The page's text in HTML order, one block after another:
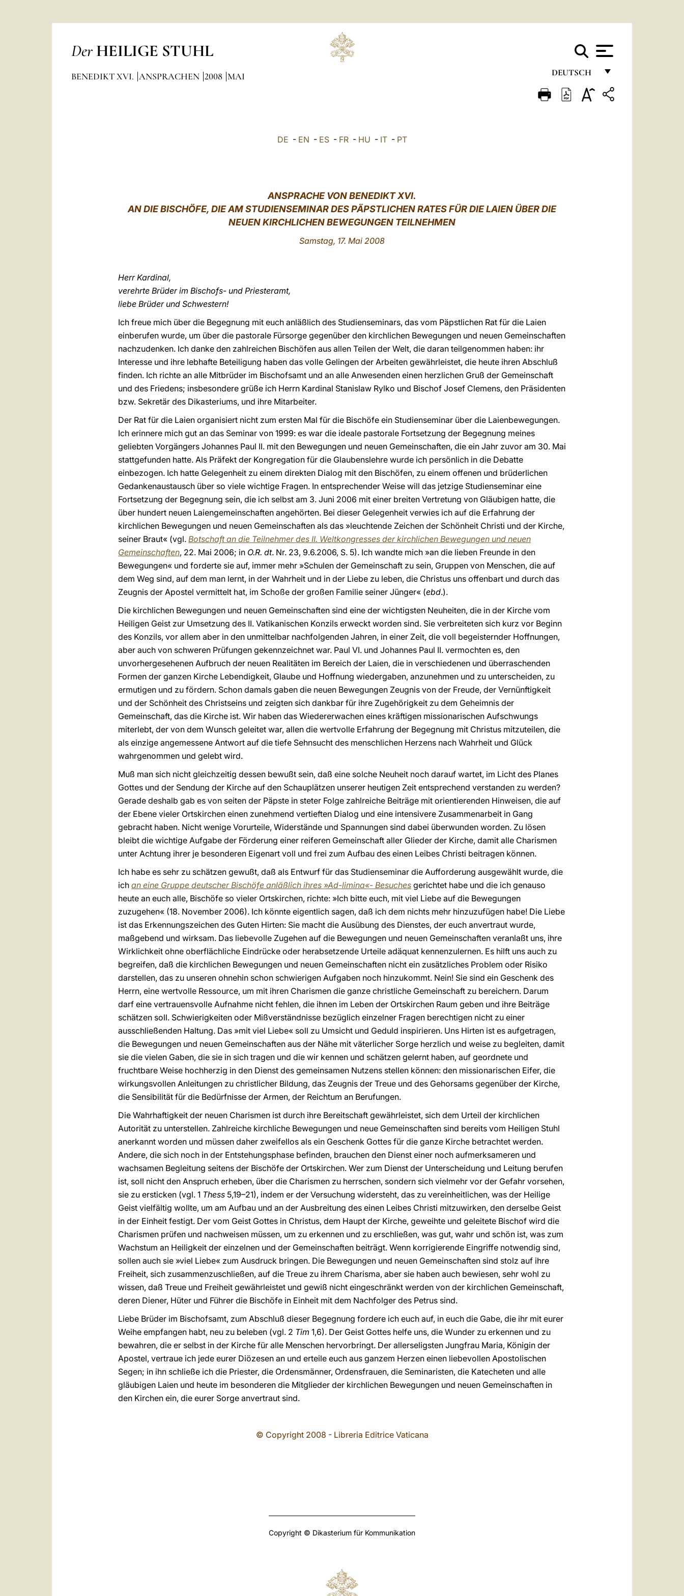
Der HEILIGE STUHL
DEUTSCH
FRANÇAIS
POLSKI
BENEDIKT XVI. ANSPRACHEN 2008 MAI
DE - EN - ES- FR- HU - IT- PT
ANSPRACHE VON BENEDIKT XVI.
AN DIE BISCHÖFE, DIE AM STUDIENSEMINAR DES PÄPSTLICHEN RATES FÜR DIE LAIEN ÜBER DIE
NEUEN KIRCHLICHEN BEWEGUNGEN TEILNEHMEN
Samstag, 17. Mai 2008
Herr Kardinal,
verehrte Brüder im Bischofs- und Priesteramt,
liebe Brüder und Schwestern!
Ich freue mich über die Begegnung mit euch anläßlich des Studienseminars, das vom Päpstlichen Rat für die Laien
einberufen wurde, um über die pastorale Fürsorge gegenüber den kirchlichen Bewegungen und neuen Gemeinschaften
nachzudenken. Ich danke den zahlreichen Bischöfen aus allen Teilen der Welt, die daran teilgenommen haben: ihr
Interesse und ihre lebhafte Beteiligung haben das volle Gelingen der Arbeiten gewährleistet, die heute ihren Abschluß
finden. Ich richte an alle Mitbrüder im Bischofsamt und an alle Anwesenden einen herzlichen Gruß der Gemeinschaft
und des Friedens; insbesondere grüße ich Herrn Kardinal Stanislaw Rylko und Bischof Josef Clemens, den Präsidenten
bzw. Sekretär des Dikasteriums, und ihre Mitarbeiter.
Der Rat für die Laien organisiert nicht zum ersten Mal für die Bischöfe ein Studienseminar über die Laienbewegungen.
Ich erinnere mich gut an das Seminar von 1999: es war die ideale pastorale Fortsetzung der Begegnung meines
geliebten Vorgängers Johannes Paul II. mit den Bewegungen und neuen Gemeinschaften, die ein Jahr zuvor am 30. Mai
stattgefunden hatte. Als Präfekt der Kongregation für die Glaubenslehre wurde ich persönlich in die Debatte
einbezogen. Ich hatte Gelegenheit zu einem direkten Dialog mit den Bischöfen, zu einem offenen und brüderlichen
Gedankenaustausch über so viele wichtige Fragen. In entsprechender Weise will das jetzige Studienseminar eine
Fortsetzung der Begegnung sein, die ich selbst am 3. Juni 2006 mit einer breiten Vertretung von Gläubigen hatte, die
über hundert neuen Laiengemeinschaften angehörten. Bei dieser Gelegenheit verwies ich auf die Erfahrung der
kirchlichen Bewegungen und neuen Gemeinschaften als das »leuchtende Zeichen der Schönheit Christi und der Kirche,
seiner Braut« (vgl. Botschaft an die Teilnehmer des II. Weltkongresses der kirchlichen Bewegungen und neuen
Gemeinschaften, 22. Mai 2006; in O.R. dt. Nr. 23, 9.6.2006, S. 5). Ich wandte mich »an die lieben Freunde in den
Bewegungen« und forderte sie auf, immer mehr »Schulen der Gemeinschaft zu sein, Gruppen von Menschen, die auf
dem Weg sind, auf dem man lernt, in der Wahrheit und in der Liebe zu leben, die Christus uns offenbart und durch das
Zeugnis der Apostel vermittelt hat, im Schoße der großen Familie seiner Jünger« (ebd.).
Die kirchlichen Bewegungen und neuen Gemeinschaften sind eine der wichtigsten Neuheiten, die in der Kirche vom
Heiligen Geist zur Umsetzung des II. Vatikanischen Konzils erweckt worden sind. Sie verbreiteten sich kurz vor Beginn
des Konzils, vor allem aber in den unmittelbar nachfolgenden Jahren, in einer Zeit, die voll begeisternder Hoffnungen,
aber auch von schweren Prüfungen gekennzeichnet war. Paul VI. und Johannes Paul II. vermochten es, den
unvorhergesehenen Aufbruch der neuen Realitäten im Bereich der Laien, die in verschiedenen und überraschenden
Formen der ganzen Kirche Lebendigkeit, Glaube und Hoffnung wiedergaben, anzunehmen und zu unterscheiden, zu
ermutigen und zu fördern. Schon damals gaben die neuen Bewegungen Zeugnis von der Freude, der Vernünftigkeit
und der Schönheit des Christseins und zeigten sich dankbar für ihre Zugehörigkeit zu dem Geheimnis der
Gemeinschaft, das die Kirche ist. Wir haben das Wiedererwachen eines kräftigen missionarischen Aufschwungs
miterlebt, der von dem Wunsch geleitet war, allen die wertvolle Erfahrung der Begegnung mit Christus mitzuteilen, die
als einzige angemessene Antwort auf die tiefe Sehnsucht des menschlichen Herzens nach Wahrheit und Glück
wahrgenommen und gelebt wird.
Muß man sich nicht gleichzeitig dessen bewußt sein, daß eine solche Neuheit noch darauf wartet, im Licht des Planes
Gottes und der Sendung der Kirche auf den Schauplätzen unserer heutigen Zeit entsprechend verstanden zu werden?
Gerade deshalb gab es von seiten der Päpste in steter Folge zahlreiche Beiträge mit orientierenden Hinweisen, die auf
der Ebene vieler Ortskirchen einen zunehmend vertieften Dialog und eine intensivere Zusammenarbeit in Gang
gebracht haben. Nicht wenige Vorurteile, Widerstände und Spannungen sind dabei überwunden worden. Zu lösen
bleibt die wichtige Aufgabe der Förderung einer reiferen Gemeinschaft aller Glieder der Kirche, damit alle Charismen
unter Achtung ihrer je besonderen Eigenart voll und frei zum Aufbau des einen Leibes Christi beitragen können.
Ich habe es sehr zu schätzen gewußt, daß als Entwurf für das Studienseminar die Aufforderung ausgewählt wurde, die
ich an eine Gruppe deutscher Bischöfe anläßlich ihres »Ad-limina«- Besuches gerichtet habe und die ich genauso
heute an euch alle, Bischöfe so vieler Ortskirchen, richte: »Ich bitte euch, mit viel Liebe auf die Bewegungen
zuzugehen« (18. November 2006). Ich könnte eigentlich sagen, daß ich dem nichts mehr hinzuzufügen habe! Die Liebe
ist das Erkennungszeichen des Guten Hirten: Sie macht die Ausübung des Dienstes, der euch anvertraut wurde,
maßgebend und wirksam. Das liebevolle Zugehen auf die Bewegungen und neuen Gemeinschaften veranlaßt uns, ihre
Wirklichkeit ohne oberflächliche Eindrücke oder herabsetzende Urteile adäquat kennenzulernen. Es hilft uns auch zu
begreifen, daß die kirchlichen Bewegungen und neuen Gemeinschaften nicht ein zusätzliches Problem oder Risiko
darstellen, das zu unseren ohnehin schon schwierigen Aufgaben noch hinzukommt. Nein! Sie sind ein Geschenk des
Herrn, eine wertvolle Ressource, um mit ihren Charismen die ganze christliche Gemeinschaft zu bereichern. Darum
darf eine vertrauensvolle Aufnahme nicht fehlen, die ihnen im Leben der Ortskirchen Raum geben und ihre Beiträge
schätzen soll. Schwierigkeiten oder Mißverständnisse bezüglich einzelner Fragen berechtigen nicht zu einer
ausschließenden Haltung. Das »mit viel Liebe« soll zu Umsicht und Geduld inspirieren. Uns Hirten ist es aufgetragen,
die Bewegungen und neuen Gemeinschaften aus der Nähe mit väterlicher Sorge herzlich und weise zu begleiten, damit
sie die vielen Gaben, die sie in sich tragen und die wir kennen und schätzen gelernt haben, auf geordnete und
fruchtbare Weise hochherzig in den Dienst des gemeinsamen Nutzens stellen können: den missionarischen Eifer, die
wirkungsvollen Anleitungen zu christlicher Bildung, das Zeugnis der Treue und des Gehorsams gegenüber der Kirche,
die Sensibilität für die Bedürfnisse der Armen, der Reichtum an Berufungen.
Die Wahrhaftigkeit der neuen Charismen ist durch ihre Bereitschaft gewährleistet, sich dem Urteil der kirchlichen
Autorität zu unterstellen. Zahlreiche kirchliche Bewegungen und neue Gemeinschaften sind bereits vom Heiligen Stuhl
anerkannt worden und müssen daher zweifellos als ein Geschenk Gottes für die ganze Kirche betrachtet werden.
Andere, die sich noch in der Entstehungsphase befinden, brauchen den Dienst einer noch aufmerksameren und
wachsamen Begleitung seitens der Bischöfe der Ortskirchen. Wer zum Dienst der Unterscheidung und Leitung berufen
ist, soll nicht den Anspruch erheben, über die Charismen zu herrschen, sondern sich vielmehr vor der Gefahr vorsehen,
sie zu ersticken (vgl. 1 Thess 5,19–21), indem er der Versuchung widersteht, das zu vereinheitlichen, was der Heilige
Geist vielfältig wollte, um am Aufbau und an der Ausbreitung des einen Leibes Christi mitzuwirken, den derselbe Geist
in der Einheit festigt. Der vom Geist Gottes in Christus, dem Haupt der Kirche, geweihte und geleitete Bischof wird die
Charismen prüfen und nachweisen müssen, um zu erkennen und zu erschließen, was gut, wahr und schön ist, was zum
Wachstum an Heiligkeit der einzelnen und der Gemeinschaften beiträgt. Wenn korrigierende Eingriffe notwendig sind,
sollen auch sie »viel Liebe« zum Ausdruck bringen. Die Bewegungen und neuen Gemeinschaften sind stolz auf ihre
Freiheit, sich zusammenzuschließen, auf die Treue zu ihrem Charisma, aber sie haben auch bewiesen, sehr wohl zu
wissen, daß Treue und Freiheit gewährleistet und gewiß nicht eingeschränkt werden von der kirchlichen Gemeinschaft,
deren Diener, Hüter und Führer die Bischöfe in Einheit mit dem Nachfolger des Petrus sind.
Liebe Brüder im Bischofsamt, zum Abschluß dieser Begegnung fordere ich euch auf, in euch die Gabe, die ihr mit eurer
Weihe empfangen habt, neu zu beleben (vgl. 2 Tim 1,6). Der Geist Gottes helfe uns, die Wunder zu erkennen und zu
bewahren, die er selbst in der Kirche für alle Menschen hervorbringt. Der allerseligsten Jungfrau Maria, Königin der
Apostel, vertraue ich jede eurer Diözesen an und erteile euch aus ganzem Herzen einen liebevollen Apostolischen
Segen; in ihn schließe ich die Priester, die Ordensmänner, Ordensfrauen, die Seminaristen, die Katecheten und alle
gläubigen Laien und heute im besonderen die Mitglieder der kirchlichen Bewegungen und neuen Gemeinschaften in
den Kirchen ein, die eurer Sorge anvertraut sind.
© Copyright 2008 - Libreria Editrice Vaticana
Copyright © Dikasterium für Kommunikation